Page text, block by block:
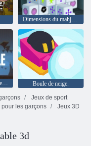
Dimensions du mahjong 15 minutes
Kogama : Combat de boss
Boule de neige.
Jeux de sport
pour les garçons
Jeux 3D
3d